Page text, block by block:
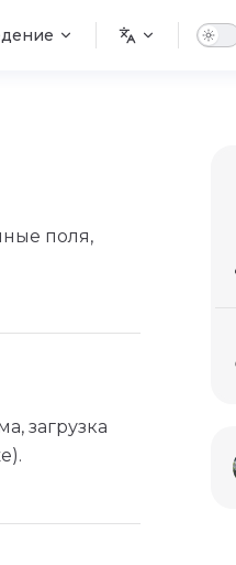
поля,
загрузка